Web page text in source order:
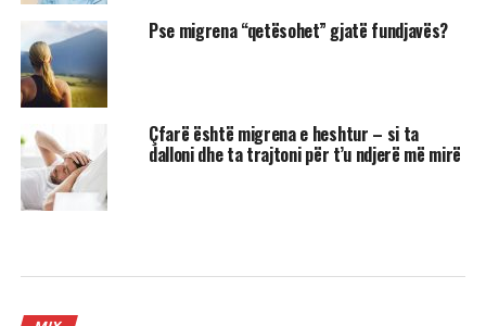
Pse migrena “qetësohet” gjatë fundjavës?
Çfarë është migrena e heshtur – si ta
dalloni dhe ta trajtoni për t’u ndjerë më mirë